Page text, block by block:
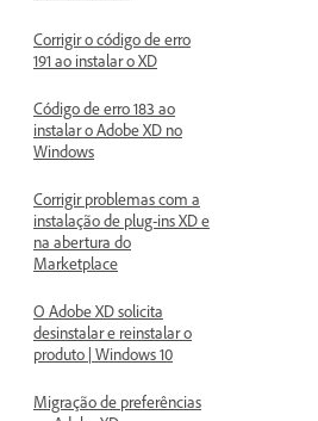
Corrigir o código de erro
191 ao instalar o XD
Código de erro 183 ao
instalar o Adobe XD no
Windows
Corrigir problemas com a
instalação de plug-ins XD e
na abertura do
Marketplace
O Adobe XD solicita
desinstalar e reinstalar o
produto | Windows 10
Migração de preferências